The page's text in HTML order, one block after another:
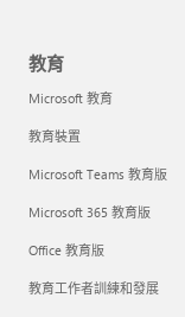
教育
Microsoft 教育
教育裝置
Microsoft Teams 教育版
Microsoft 365 教育版
Office 教育版
教育工作者訓練和發展